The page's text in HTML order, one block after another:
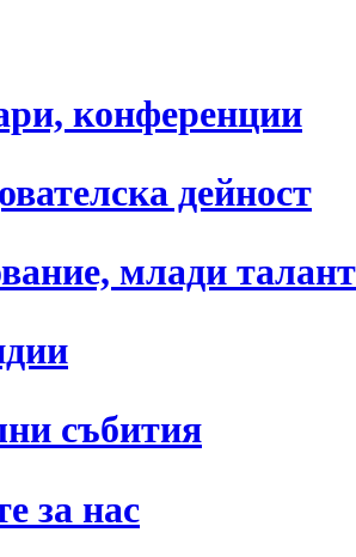
конференции
дейност
млади
събития
за нас